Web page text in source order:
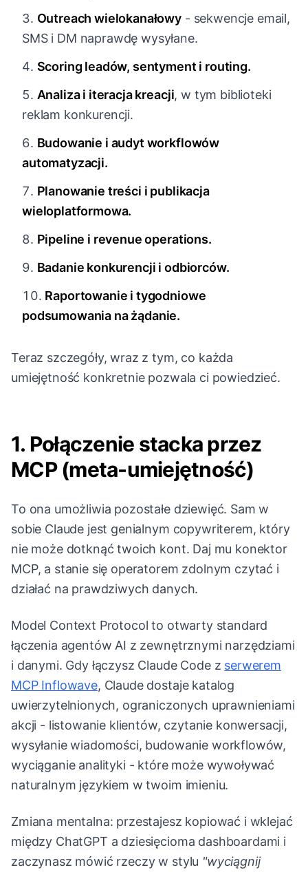
Outreach wielokanałowy - sekwencje email,
SMS i DM naprawdę wysyłane.
Scoring leadów, sentyment i routing.
Analiza i iteracja kreacji, w tym biblioteki
reklam konkurencji.
Budowanie i audyt workflowów
automatyzacji.
Planowanie treści i publikacja
wieloplatformowa.
Pipeline i revenue operations.
Badanie konkurencji i odbiorców.
Raportowanie i tygodniowe
podsumowania na żądanie.
Teraz szczegóły, wraz z tym, co każda
umiejętność konkretnie pozwala ci powiedzieć.
1. Połączenie stacka przez
MCP (meta-umiejętność)
To ona umożliwia pozostałe dziewięć. Sam w
sobie Claude jest genialnym copywriterem, który
nie może dotknąć twoich kont. Daj mu konektor
MCP, a stanie się operatorem zdolnym czytać i
działać na prawdziwych danych.
Model Context Protocol to otwarty standard
łączenia agentów AI z zewnętrznymi narzędziami
i danymi. Gdy łączysz Claude Code z serwerem
MCP Inflowave, Claude dostaje katalog
uwierzytelnionych, ograniczonych uprawnieniami
akcji - listowanie klientów, czytanie konwersacji,
wysyłanie wiadomości, budowanie workflowów,
wyciąganie analityki - które może wywoływać
naturalnym językiem w twoim imieniu.
Zmiana mentalna: przestajesz kopiować i wklejać
między ChatGPT a dziesięcioma dashboardami i
zaczynasz mówić rzeczy w stylu "wyciągnij